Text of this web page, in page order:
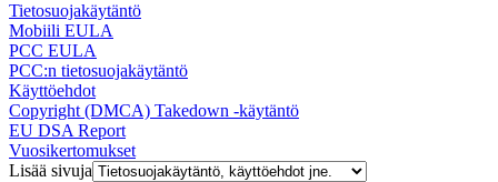
Tietosuojakäytäntö
Mobiili EULA
PCC EULA
PCC:n tietosuojakäytäntö
Käyttöehdot
Copyright (DMCA) Takedown -käytäntö
EU DSA Report
Vuosikertomukset
Lisää sivuja